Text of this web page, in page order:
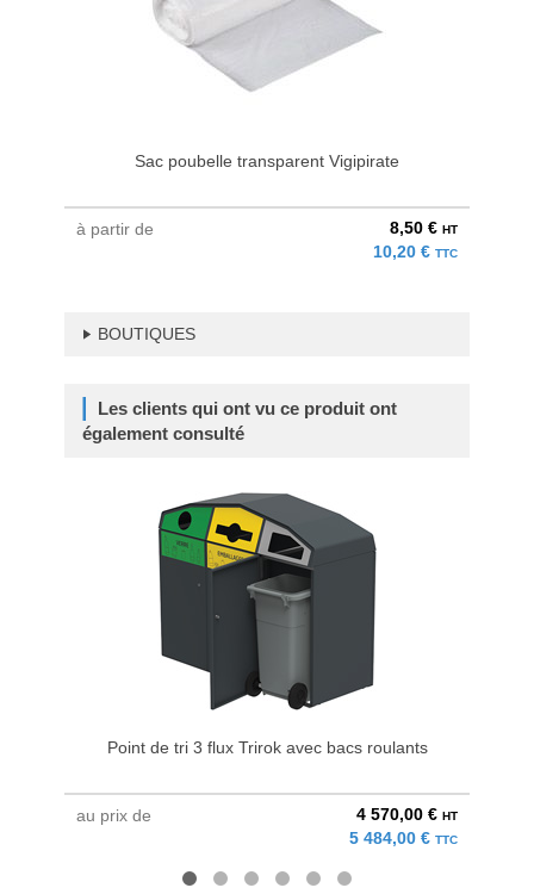
Sac poubelle transparent Vigipirate
à partir de 8,50 € HT
10,20 € TTC
BOUTIQUES
Les clients qui ont vu ce produit ont
également consulté
Point de tri 3 flux Trirok avec bacs roulants
au prix de 4 570,00 € HT
5 484,00 € TTC